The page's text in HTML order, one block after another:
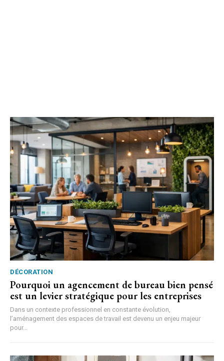
DÉCORATION
Pourquoi un agencement de bureau bien pensé
est un levier stratégique pour les entreprises
Dans un contexte professionnel en constante évolution,
l’aménagement des espaces de travail est devenu un enjeu majeur
pour...